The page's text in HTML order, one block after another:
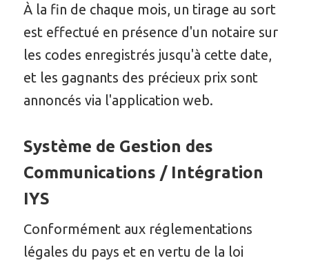
À la fin de chaque mois, un tirage au sort
est effectué en présence d'un notaire sur
les codes enregistrés jusqu'à cette date,
et les gagnants des précieux prix sont
annoncés via l'application web.
Système de Gestion des
Communications / Intégration
IYS
Conformément aux réglementations
légales du pays et en vertu de la loi